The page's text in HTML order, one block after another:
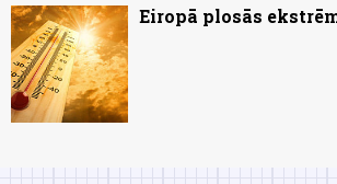
Eiropā plosās